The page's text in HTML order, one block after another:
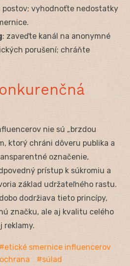
postov; vyhodnoťte nedostatky
: zaveďte kanál na anonymné
porušení; chráňte
nie sú „brzdou
ktorý chráni dôveru publika a
označenie,
prístup k súkromiu a
základ udržateľného rastu.
dodržiava tieto princípy,
značku, ale aj kvalitu celého
reklamy.
etické smernice influencerov
ochrana
súlad